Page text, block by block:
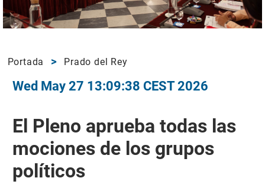
Portada Prado del Rey
Wed May 27 13:09:38 CEST 2026
El Pleno aprueba todas las
mociones de los grupos
políticos